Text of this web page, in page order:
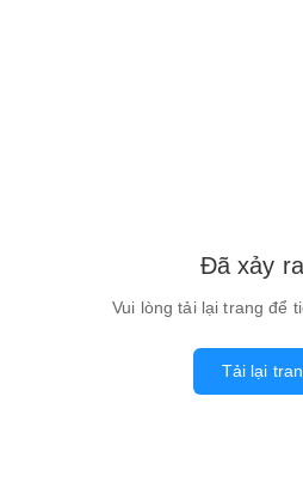
Đã xảy
Vui lòng tải lại trang để
Tải lại